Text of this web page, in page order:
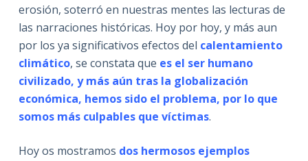
erosión, soterró en nuestras mentes las lecturas de
las narraciones históricas. Hoy por hoy, y más aun
por los ya significativos efectos del calentamiento
climático, se constata que es el ser humano
civilizado, y más aún tras la globalización
económica, hemos sido el problema, por lo que
somos más culpables que víctimas.
Hoy os mostramos dos hermosos ejemplos